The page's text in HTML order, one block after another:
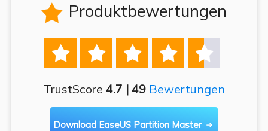
 Produktbewertungen
    
TrustScore 4.7 | 49 Bewertungen
Download EaseUS Partition Master 